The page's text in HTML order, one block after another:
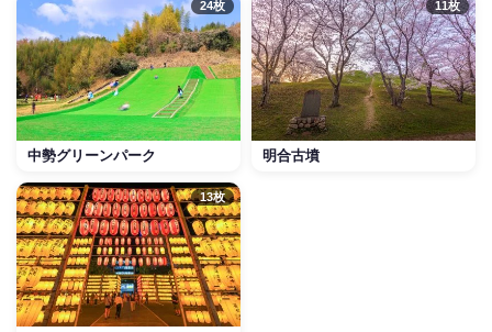
24枚
中勢グリーンパーク
11枚
明合古墳
13枚